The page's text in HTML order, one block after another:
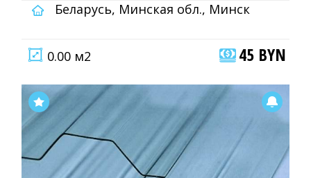
Беларусь, Минская обл., Минск
0.00 м2 45 BYN